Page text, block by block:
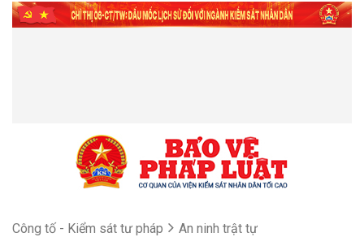
Công tố - Kiểm sát tư pháp An ninh trật tự